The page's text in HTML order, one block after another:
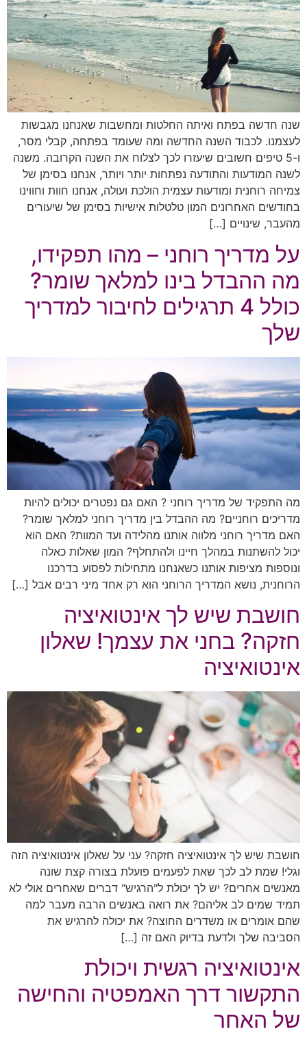
שנה חדשה בפתח ואיתה החלטות ומחשבות שאנחנו מגבשות
לעצמנו. לכבוד השנה החדשה ומה שעומד בפתחה, קבלי מסר,
ו-5 טיפים חשובים שיעזרו לכך לצלוח את השנה הקרובה. משנה
לשנה המודעות והתודעה נפתחות יותר ויותר, אנחנו בסימן של
צמיחה רוחנית ומודעות עצמית הולכת ועולה, אנחנו חוות וחווינו
בחודשים האחרונים המון טלטלות אישיות בסימן של שיעורים
מהעבר, שינויים […]
על מדריך רוחני – מהו תפקידו,
מה ההבדל בינו למלאך שומר?
כולל 4 תרגילים לחיבור למדריך
שלך
מה התפקיד של מדריך רוחני ? האם גם נפטרים יכולים להיות
מדריכים רוחניים? מה ההבדל בין מדריך רוחני למלאך שומר?
האם מדריך רוחני מלווה אותנו מהלידה ועד המוות? האם הוא
יכול להשתנות במהלך חיינו ולהתחלף? המון שאלות כאלה
ונוספות מציפות אותנו כשאנחנו מתחילות לפסוע בדרכנו
הרוחנית, נושא המדריך הרוחני הוא רק אחד מיני רבים אבל […]
חושבת שיש לך אינטואיציה
חזקה? בחני את עצמך! שאלון
אינטואיציה
חושבת שיש לך אינטואיציה חזקה? עני על שאלון אינטואיציה הזה
וגלי! שמת לב לכך שאת לפעמים פועלת בצורה קצת שונה
מאנשים אחרים? יש לך יכולת ל"הרגיש" דברים שאחרים אולי לא
תמיד שמים לב אליהם? את רואה באנשים הרבה מעבר למה
שהם אומרים או משדרים החוצה? את יכולה להרגיש את
הסביבה שלך ולדעת בדיוק האם זה […]
אינטואיציה רגשית ויכולת
התקשור דרך האמפטיה והחישה
של האחר